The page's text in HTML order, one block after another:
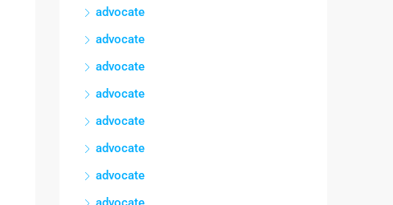
advocate
advocate
advocate
advocate
advocate
advocate
advocate